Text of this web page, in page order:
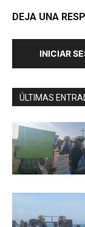
DEJA UNA
INICIAR
ÚLTIMAS